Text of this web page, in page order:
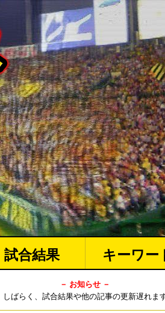
試合結果 キーワー
－ お知らせ －
しばらく、試合結果や他の記事の更新遅れま